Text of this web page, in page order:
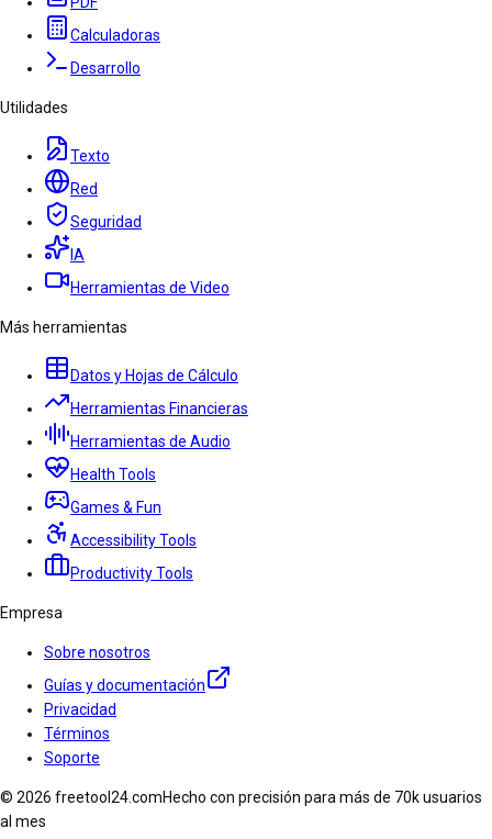
Calculadoras
Desarrollo
Utilidades
Texto
Red
Seguridad
IA
Herramientas de Video
Más herramientas
Datos y Hojas de Cálculo
Herramientas Financieras
Herramientas de Audio
Health Tools
Games & Fun
Accessibility Tools
Productivity Tools
Empresa
Sobre nosotros
Guías y documentación
Privacidad
Términos
Soporte
© 2026 freetool24.comHecho con precisión para más de 70k usuarios
al mes